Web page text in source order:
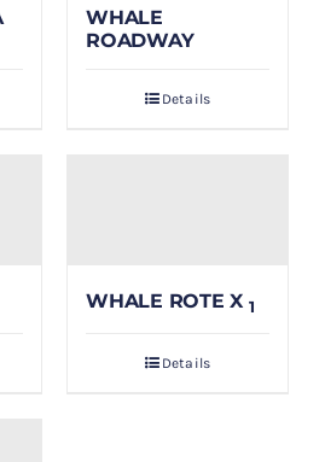
WHALE
ROADWAY
Details
WHALE ROTE X 1
Details